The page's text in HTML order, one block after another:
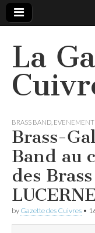
La
BRASS BAND
Brass-
Band au
des
LUCERNE
by Gazette des Cuivres •